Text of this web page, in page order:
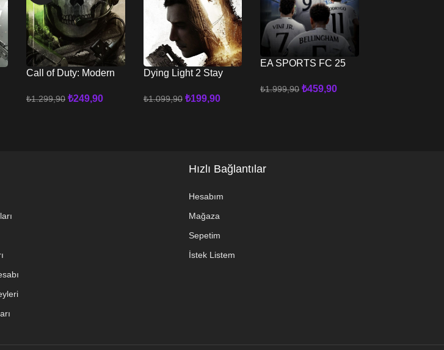
Call of Duty: Modern
₺1.299,90 ₺249,90
Dying Light 2 Stay
₺1.099,90 ₺199,90
EA SPORTS FC 25
₺1.999,90 ₺459,90
Hızlı Bağlantılar
Hesabım
Mağaza
Sepetim
İstek Listem